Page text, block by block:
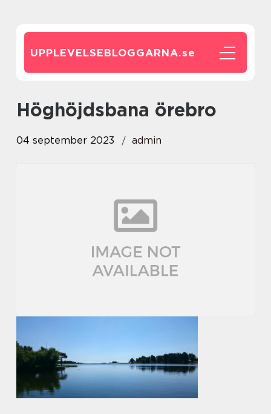
UPPLEVELSEBLOGGARNA.se
höghöjdsbana örebro
04 september 2023 admin